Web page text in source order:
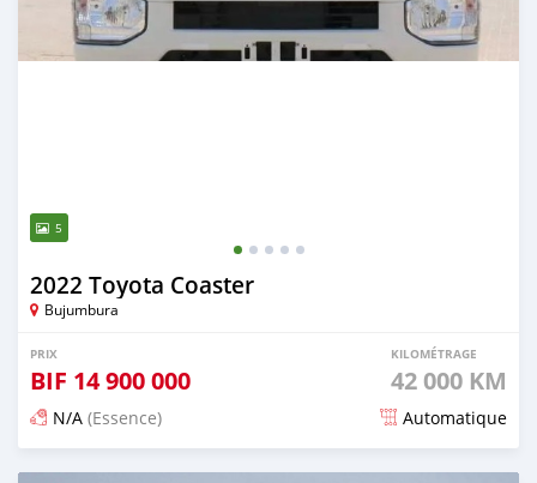
5
2022 Toyota Coaster
Bujumbura
PRIX
BIF 14 900 000
KILOMÉTRAGE
42 000 KM
N/A (Essence) Automatique
Publié il y a 4 mois